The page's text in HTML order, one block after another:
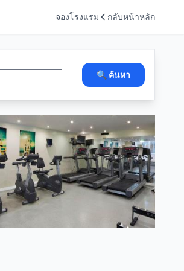
จองโรงแรม กลับหน้าหลัก
🔍 ค้นหา